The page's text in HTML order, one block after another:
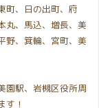
町、日の出町、府
丸、馬込、増長、美
野、箕輪、宮町、美
園駅、岩槻区役所周
す！